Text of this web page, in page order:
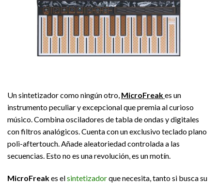
Un sintetizador como ningún otro, MicroFreakes un
instrumento peculiar y excepcional que premia al curioso
músico. Combina osciladores de tabla de ondas y digitales
con filtros analógicos. Cuenta con un exclusivo teclado plano
poli-aftertouch. Añade aleatoriedad controlada a las
secuencias. Esto no es una revolución, es un motín.
MicroFreakes elsintetizadorque necesita, tanto si busca su